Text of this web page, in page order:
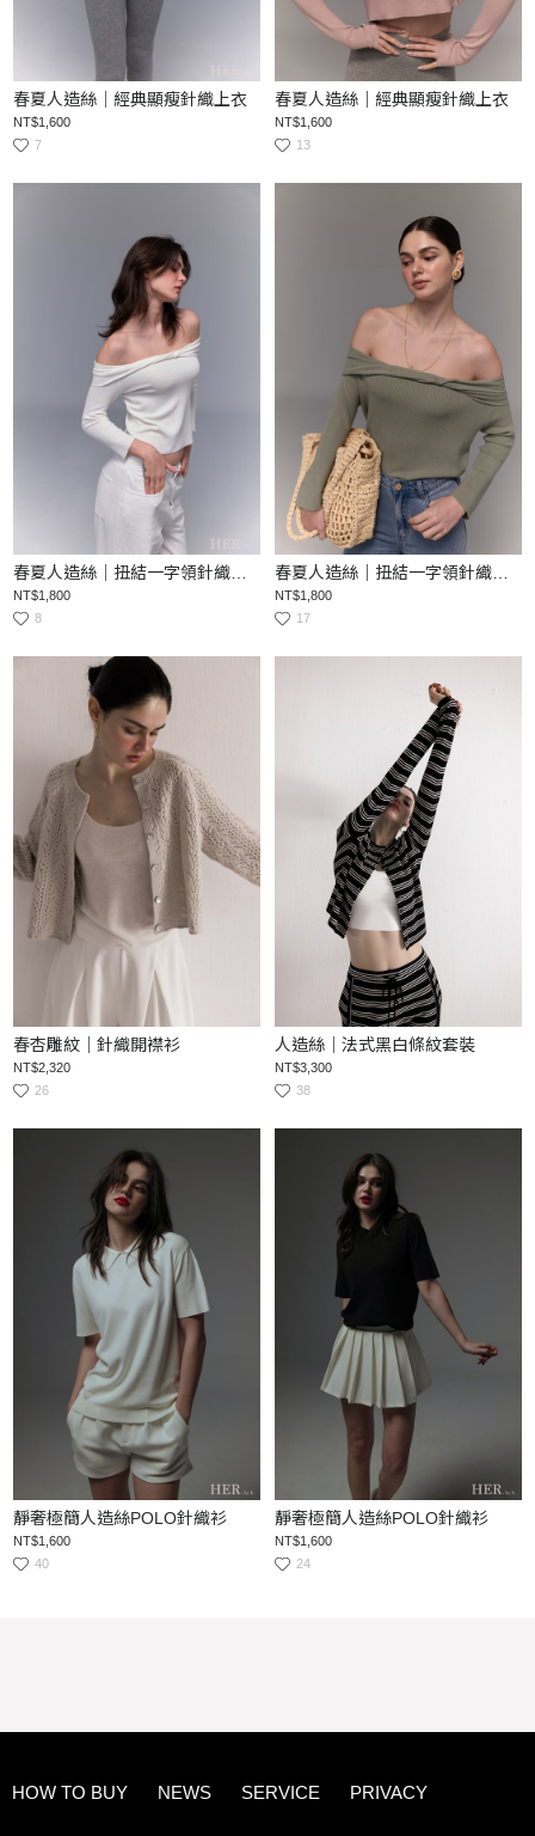
春夏人造絲｜經典顯瘦針織上衣
NT$1,600
7
春夏人造絲｜經典顯瘦針織上衣
NT$1,600
13
NT$1,800
8
NT$1,800
17
春杏雕紋｜針織開襟衫
NT$2,320
26
人造絲｜法式黑白條紋套裝
NT$3,300
38
靜奢極簡人造絲POLO針織衫
NT$1,600
40
靜奢極簡人造絲POLO針織衫
NT$1,600
24
HOW TO BUY NEWS SERVICE PRIVACY